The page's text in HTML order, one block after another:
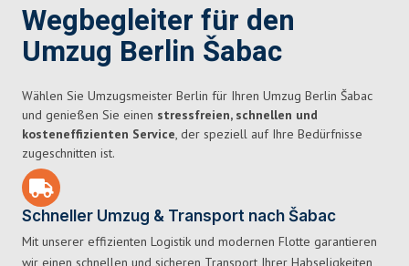
Wegbegleiter für den
Umzug Berlin Šabac
Wählen Sie Umzugsmeister Berlin für Ihren Umzug Berlin Šabac
und genießen Sie einen stressfreien, schnellen und
kosteneffizienten Service, der speziell auf Ihre Bedürfnisse
zugeschnitten ist.
Schneller Umzug & Transport nach Šabac
Mit unserer effizienten Logistik und modernen Flotte garantieren
wir einen schnellen und sicheren Transport Ihrer Habseligkeiten